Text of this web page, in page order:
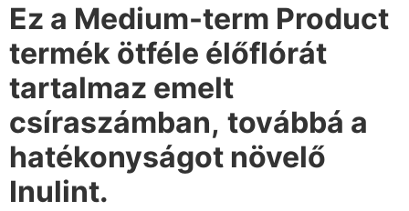
Ez a Medium-term Product
termék ötféle élőflórát
tartalmaz emelt
csíraszámban, továbbá a
hatékonyságot növelő
Inulint.